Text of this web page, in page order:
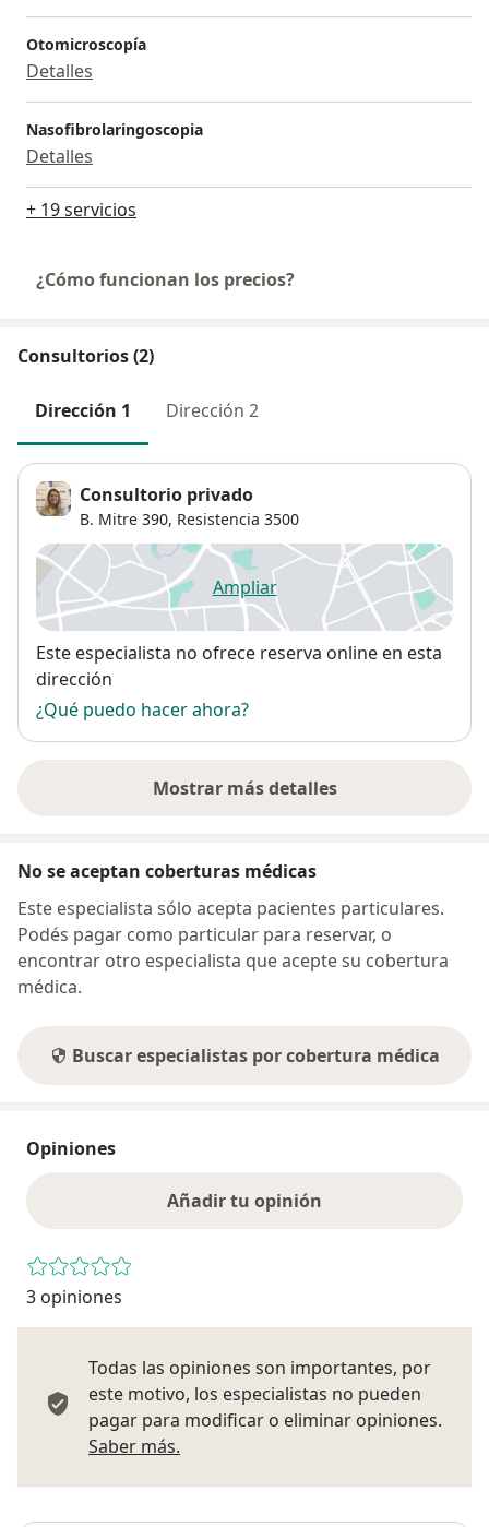
Otomicroscopía
Detalles
Nasofibrolaringoscopia
Detalles
+ 19 servicios
¿Cómo funcionan los precios?
Consultorios (2)
Dirección 1 Dirección 2
Consultorio privado
B. Mitre 390, Resistencia 3500
Ampliarse abre en una nueva
Disponibilidad
Este especialista no ofrece reserva online en esta
dirección
¿Qué puedo hacer ahora?
Mostrar más detalles
sobre la dirección
No se aceptan coberturas médicas
Este especialista sólo acepta pacientes particulares.
Podés pagar como particular para reservar, o
encontrar otro especialista que acepte su cobertura
médica.
Buscar especialistas por cobertura médica
Opiniones
Añadir tu opinión
3 opiniones
Todas las opiniones son importantes, por
este motivo, los especialistas no pueden
pagar para modificar o eliminar opiniones.
Saber más.